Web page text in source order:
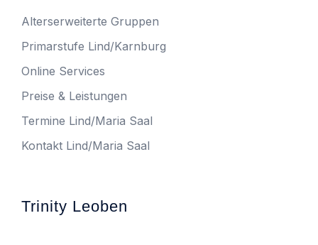
Alterserweiterte Gruppen
Primarstufe Lind/Karnburg
Online Services
Preise & Leistungen
Termine Lind/Maria Saal
Kontakt Lind/Maria Saal
Trinity Leoben